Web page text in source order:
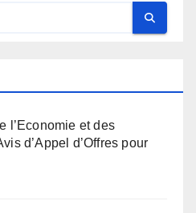
l’Economie et des
d’Appel d’Offres pour